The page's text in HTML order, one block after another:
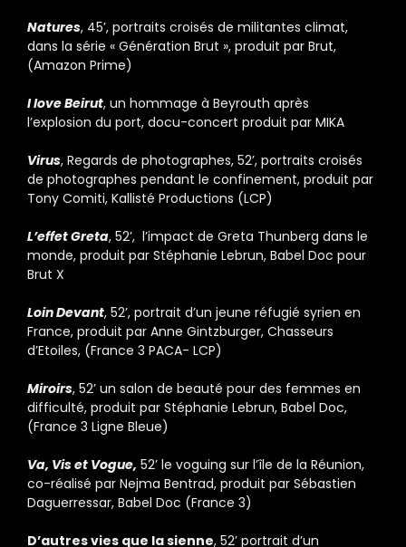
Natures, 45’, portraits croisés de militantes climat,
dans la série « Génération Brut », produit par Brut,
(Amazon Prime)
I love Beirut, un hommage à Beyrouth après
l’explosion du port, docu-concert produit par MIKA
Virus, Regards de photographes, 52’, portraits croisés
de photographes pendant le confinement, produit par
Tony Comiti, Kallisté Productions (LCP)
L’effet Greta, 52’, l’impact de Greta Thunberg dans le
monde, produit par Stéphanie Lebrun, Babel Doc pour
Brut X
Loin Devant, 52’, portrait d’un jeune réfugié syrien en
France, produit par Anne Gintzburger, Chasseurs
d’Etoiles, (France 3 PACA- LCP)
Miroirs, 52’ un salon de beauté pour des femmes en
difficulté, produit par Stéphanie Lebrun, Babel Doc,
(France 3 Ligne Bleue)
Va, Vis et Vogue, 52’ le voguing sur l’île de la Réunion,
co-réalisé par Nejma Bentrad, produit par Sébastien
Daguerressar, Babel Doc (France 3)
D’autres vies que la sienne, 52’ portrait d’un